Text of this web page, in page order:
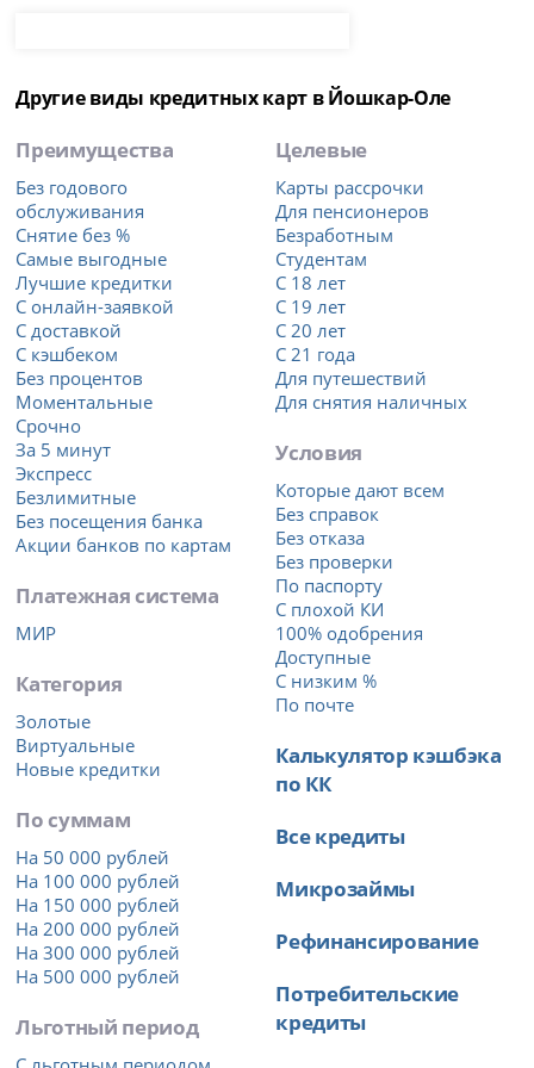
Другие виды кредитных карт в Йошкар-Оле
Преимущества
Без годового
обслуживания
Снятие без %
Самые выгодные
Лучшие кредитки
С онлайн-заявкой
С доставкой
С кэшбеком
Без процентов
Моментальные
Срочно
За 5 минут
Экспресс
Безлимитные
Без посещения банка
Акции банков по картам
Платежная система
МИР
Категория
Золотые
Виртуальные
Новые кредитки
По суммам
На 50 000 рублей
На 100 000 рублей
На 150 000 рублей
На 200 000 рублей
На 300 000 рублей
На 500 000 рублей
Льготный период
Целевые
Карты рассрочки
Для пенсионеров
Безработным
Студентам
С 18 лет
С 19 лет
С 20 лет
С 21 года
Для путешествий
Для снятия наличных
Условия
Которые дают всем
Без справок
Без отказа
Без проверки
По паспорту
С плохой КИ
100% одобрения
Доступные
С низким %
По почте
Калькулятор кэшбэка
по КК
Все кредиты
Микрозаймы
Рефинансирование
Потребительские
кредиты